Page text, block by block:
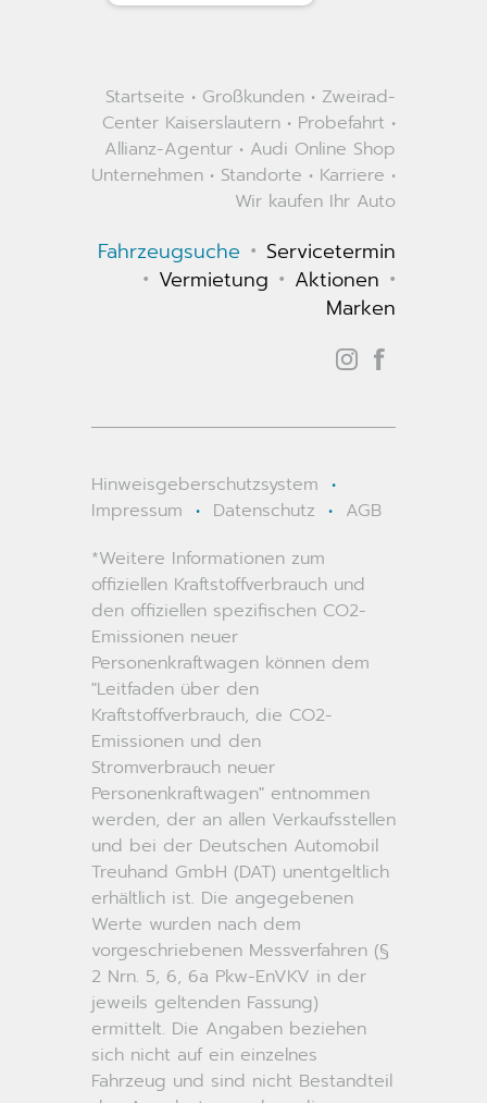
Startseite • Großkunden • Zweirad-
Center Kaiserslautern • Probefahrt •
Allianz-Agentur • Audi Online Shop
Unternehmen • Standorte • Karriere •
Wir kaufen Ihr Auto
Fahrzeugsuche • Servicetermin
• Vermietung • Aktionen •
Marken
Hinweisgeberschutzsystem •
Impressum • Datenschutz • AGB
*Weitere Informationen zum
offiziellen Kraftstoffverbrauch und
den offiziellen spezifischen CO2-
Emissionen neuer
Personenkraftwagen können dem
"Leitfaden über den
Kraftstoffverbrauch, die CO2-
Emissionen und den
Stromverbrauch neuer
Personenkraftwagen" entnommen
werden, der an allen Verkaufsstellen
und bei der Deutschen Automobil
Treuhand GmbH (DAT) unentgeltlich
erhältlich ist. Die angegebenen
Werte wurden nach dem
vorgeschriebenen Messverfahren (§
2 Nrn. 5, 6, 6a Pkw-EnVKV in der
jeweils geltenden Fassung)
ermittelt. Die Angaben beziehen
sich nicht auf ein einzelnes
Fahrzeug und sind nicht Bestandteil